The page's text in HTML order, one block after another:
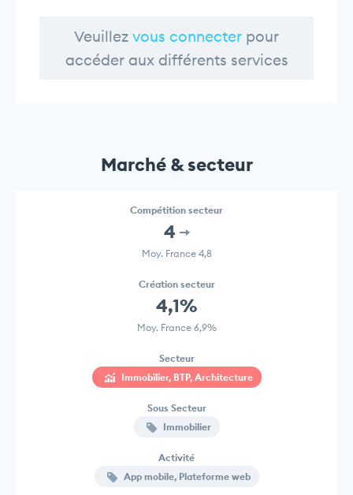
Veuillez vous connecter pour
accéder aux différents services
Marché & secteur
Compétition secteur
4
Moy. France 4,8
Création secteur
4,1%
Moy. France 6,9%
Secteur
Immobilier, BTP, Architecture
Sous Secteur
Immobilier
Activité
App mobile, Plateforme web